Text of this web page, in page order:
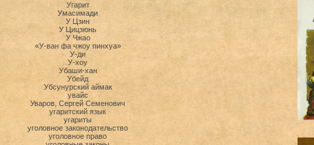
Угарит
Умасимади
У Цзин
У Цицзюнь
У Чжао
«У-ван фа чжоу пинхуа»
У-ди
У-хоу
Убаши-хан
Убейд
Убсунурский аймак
увайс
Уваров, Сергей Семенович
угаритский язык
угариты
уголовное законодательство
уголовное право